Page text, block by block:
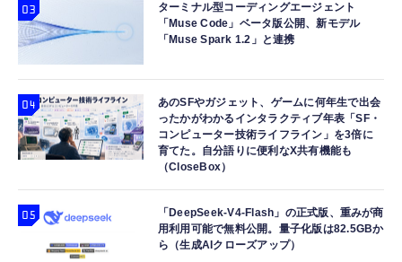
ターミナル型コーディングエージェント
「Muse Code」ベータ版公開、新モデル
「Muse Spark 1.2」と連携
あのSFやガジェット、ゲームに何年生で出会
ったかがわかるインタラクティブ年表「SF・
コンピューター技術ライフライン」を3倍に
育てた。自分語りに便利なX共有機能も
（CloseBox）
「DeepSeek-V4-Flash」の正式版、重みが商
用利用可能で無料公開。量子化版は82.5GBか
ら（生成AIクローズアップ）